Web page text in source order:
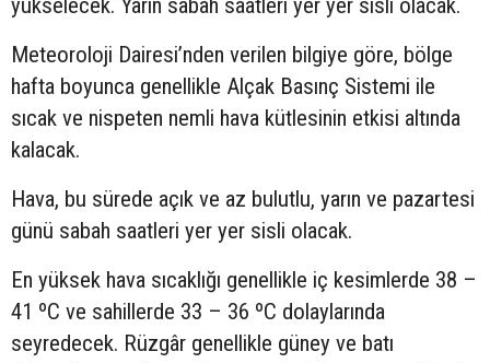
yükselecek. Yarın sabah saatleri yer yer sisli olacak.
Meteoroloji Dairesi’nden verilen bilgiye göre, bölge
hafta boyunca genellikle Alçak Basınç Sistemi ile
sıcak ve nispeten nemli hava kütlesinin etkisi altında
kalacak.
Hava, bu sürede açık ve az bulutlu, yarın ve pazartesi
günü sabah saatleri yer yer sisli olacak.
En yüksek hava sıcaklığı genellikle iç kesimlerde 38 –
41 ºC ve sahillerde 33 – 36 ºC dolaylarında
seyredecek. Rüzgâr genellikle güney ve batı